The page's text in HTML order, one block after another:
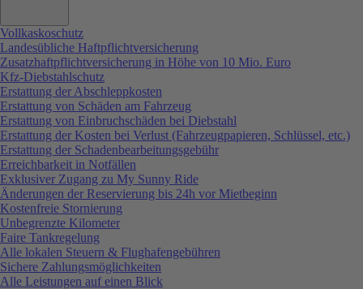
Vollkaskoschutz
Landesübliche Haftpflichtversicherung
Zusatzhaftpflichtversicherung in Höhe von 10 Mio. Euro
Kfz-Diebstahlschutz
Erstattung der Abschleppkosten
Erstattung von Schäden am Fahrzeug
Erstattung von Einbruchschäden bei Diebstahl
Erstattung der Kosten bei Verlust (Fahrzeugpapieren, Schlüssel, etc.)
Erstattung der Schadenbearbeitungsgebühr
Erreichbarkeit in Notfällen
Exklusiver Zugang zu My Sunny Ride
Änderungen der Reservierung bis 24h vor Mietbeginn
Kostenfreie Stornierung
Unbegrenzte Kilometer
Faire Tankregelung
Alle lokalen Steuern & Flughafengebühren
Sichere Zahlungsmöglichkeiten
Alle Leistungen auf einen Blick